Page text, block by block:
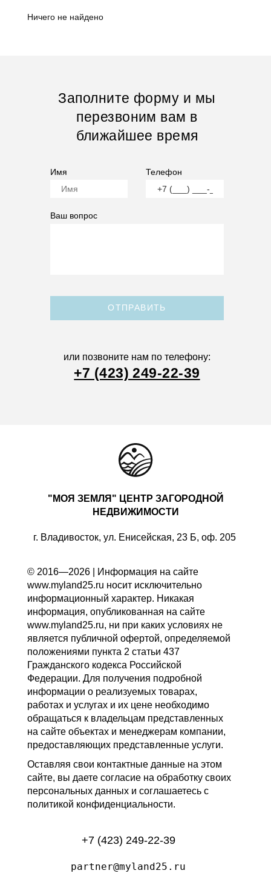
Ничего не найдено
Заполните форму и мы
перезвоним вам в
ближайшее время
Имя Телефон
Ваш вопрос
ОТПРАВИТЬ
или позвоните нам по телефону:
+7 (423) 249-22-39
"МОЯ ЗЕМЛЯ" ЦЕНТР ЗАГОРОДНОЙ
НЕДВИЖИМОСТИ
г. Владивосток, ул. Енисейская, 23 Б, оф. 205
© 2016—2026 | Информация на сайте
www.myland25.ru носит исключительно
информационный характер. Никакая
информация, опубликованная на сайте
www.myland25.ru, ни при каких условиях не
является публичной офертой, определяемой
положениями пункта 2 статьи 437
Гражданского кодекса Российской
Федерации. Для получения подробной
информации о реализуемых товарах,
работах и услугах и их цене необходимо
обращаться к владельцам представленных
на сайте объектах и менеджерам компании,
предоставляющих представленные услуги.
Оставляя свои контактные данные на этом
сайте, вы даете согласие на обработку своих
персональных данных и соглашаетесь с
политикой конфиденциальности.
+7 (423) 249-22-39
partner@myland25.ru